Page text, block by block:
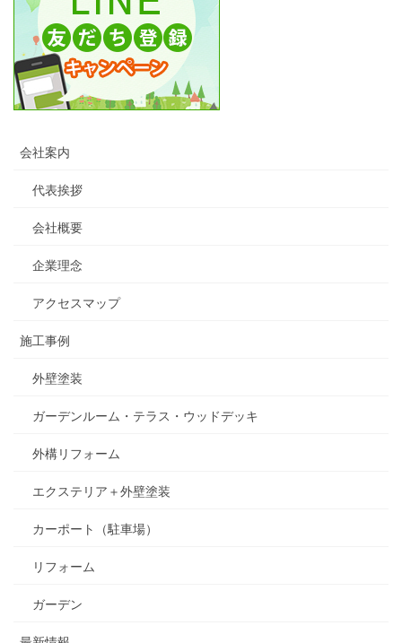
会社案内
代表挨拶
会社概要
企業理念
アクセスマップ
施工事例
外壁塗装
ガーデンルーム・テラス・ウッドデッキ
外構リフォーム
エクステリア＋外壁塗装
カーポート（駐車場）
リフォーム
ガーデン